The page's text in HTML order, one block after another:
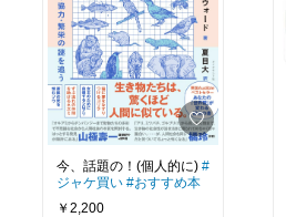
今、話題の！(個人的に) #
ジャケ買い #おすすめ本
￥2,200